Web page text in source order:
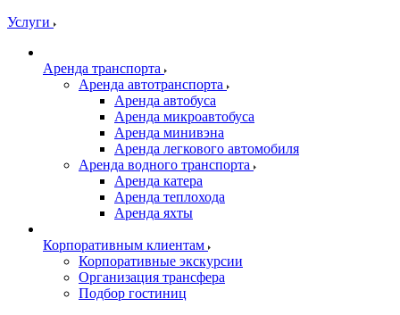
Услуги
Аренда транспорта
Аренда автотранспорта
Аренда автобуса
Аренда микроавтобуса
Аренда минивэна
Аренда легкового автомобиля
Аренда водного транспорта
Аренда катера
Аренда теплохода
Аренда яхты
Корпоративным клиентам
Корпоративные экскурсии
Организация трансфера
Подбор гостиниц